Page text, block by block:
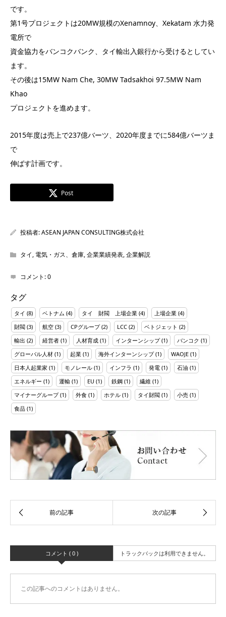
です。
第1号プロジェクトは20MW規模のXenamnoy、Xekatam 水力発
電所で
資金協力をバンコクバンク、タイ輸出入銀行から受けるとしてい
ます。
その後は15MW Nam Che, 30MW Tadsakhoi 97.5MW Nam
Khao
プロジェクトを進めます。
2015年度は売上で237億バーツ、2020年度までに584億バーツま
で
伸ばす計画です。
Post
投稿者:ASEAN JAPAN CONSULTING株式会社
タイ, 電気・ガス、倉庫,企業業績発表,企業解説
コメント:0
タグ
タイ (8) ベトナム (4) タイ 財閥 上場企業 (4) 上場企業 (4)
財閥 (3) 航空 (3) CPグループ(2) LCC (2) ベトジェット (2)
輸出 (2) 経営者 (1) 人材育成 (1) インターンシップ(1) バンコク (1)
グローバル人材 (1) 起業 (1) 海外インターンシップ(1) WAOJE (1)
日本人起業家 (1) モノレール (1) インフラ (1) 発電 (1) 石油 (1)
エネルギー (1) 運輸 (1) EU (1) 鉄鋼 (1) 繊維 (1)
マイナーグループ(1) 外食 (1) ホテル (1) タイ財閥 (1) 小売 (1)
食品 (1)
コメント ( 0 ) トラックバックは利用できません。
この記事へのコメントはありません。